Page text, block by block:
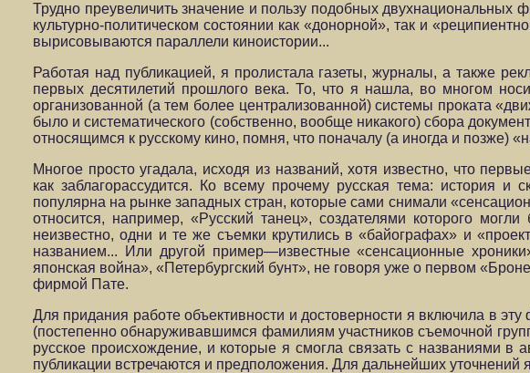
Трудно преувеличить значение и пользу подобных
культурно-политическом состоянии как «донорной», так и
вырисовываются параллели киноистории...
Работая над публикацией, я пролистала газеты, журналы, а также
первых десятилетий прошлого века. То, что я нашла, во многом
организованной (а тем более централизованной) системы проката
было и систематического (собственно, вообще никакого) сбора
относящимся к русскому кино, помня, что поначалу (а иногда и позже)
Многое просто угадала, исходя из названий, хотя известно, что
как заблагорассудится. Ко всему прочему русская тема: история и
популярна на рынке западных стран, которые сами снимали
относится, например, «Русский танец», создателями которого
неизвестно, одни и те же съемки крутились в «байографах» и
названием... Или другой пример—известные «сенсационные
японская война», «Петербургский бунт», не говоря уже о первом
фирмой Пате.
Для придания работе объективности и достоверности я включила в
(постепенно обнаруживавшимся фамилиям участников съемочной
русское происхождение, и которые я смогла связать с названиями в
публикации встречаются и предположения. Для дальнейших уточнений